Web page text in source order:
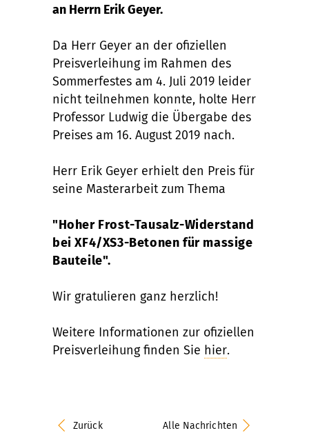
an Herrn Erik Geyer.
Da Herr Geyer an der ofiziellen
Preisverleihung im Rahmen des
Sommerfestes am 4. Juli 2019 leider
nicht teilnehmen konnte, holte Herr
Professor Ludwig die Übergabe des
Preises am 16. August 2019 nach.
Herr Erik Geyer erhielt den Preis für
seine Masterarbeit zum Thema
"Hoher Frost-Tausalz-Widerstand
bei XF4/XS3-Betonen für massige
Bauteile".
Wir gratulieren ganz herzlich!
Weitere Informationen zur ofiziellen
Preisverleihung finden Sie hier.
Zurück Alle Nachrichten